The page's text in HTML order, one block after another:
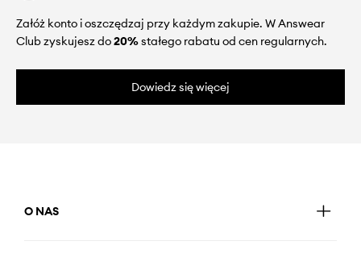
Załóż konto i oszczędzaj przy każdym zakupie. W Answear
Club zyskujesz do20%stałego rabatu od cen regularnych.
Dowiedz się więcej
O NAS